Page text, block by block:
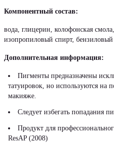
Компонентный состав:
вода, глицерин, колофонская
изопропиловый спирт, бензиловый
Дополнительная информация:
Пигменты предназначены
татуировок, но используются на
макияже.
Следует избегать попадания
Продукт для
ResAP (2008)